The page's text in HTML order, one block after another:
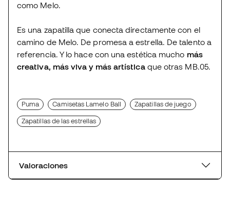
como Melo.
Es una zapatilla que conecta directamente con el
camino de Melo. De promesa a estrella. De talento a
referencia. Y lo hace con una estética mucho más
creativa, más viva y más artística que otras MB.05.
Puma Camisetas Lamelo Ball Zapatillas de juego
Zapatillas de las estrellas
Valoraciones